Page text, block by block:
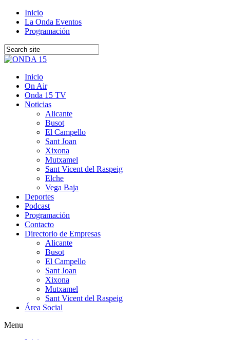
Inicio
La Onda Eventos
Programación
Inicio
On Air
Onda 15 TV
Noticias
Alicante
Busot
El Campello
Sant Joan
Xixona
Mutxamel
Sant Vicent del Raspeig
Elche
Vega Baja
Deportes
Podcast
Programación
Contacto
Directorio de Empresas
Alicante
Busot
El Campello
Sant Joan
Xixona
Mutxamel
Sant Vicent del Raspeig
Área Social
Menu